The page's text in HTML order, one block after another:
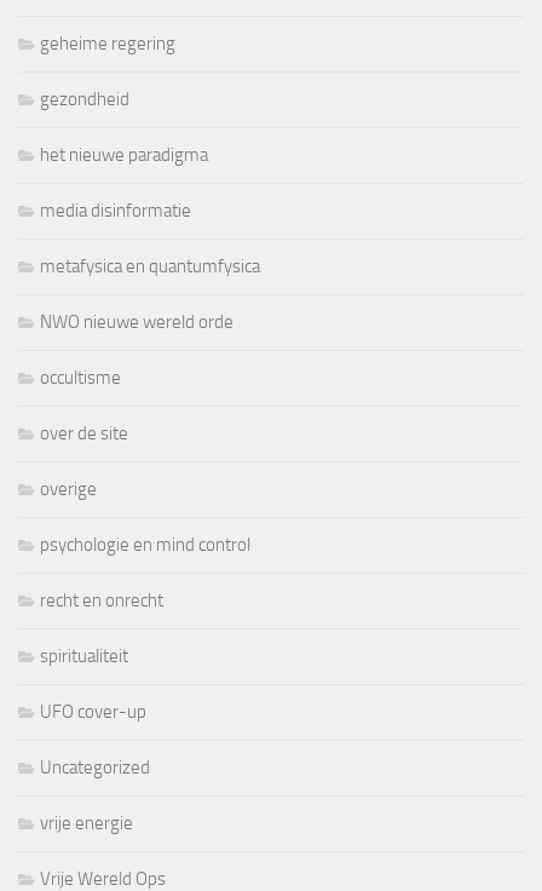
geheime regering
gezondheid
het nieuwe paradigma
media disinformatie
metafysica en quantumfysica
NWO nieuwe wereld orde
occultisme
over de site
overige
psychologie en mind control
recht en onrecht
spiritualiteit
UFO cover-up
Uncategorized
vrije energie
Vrije Wereld Ops